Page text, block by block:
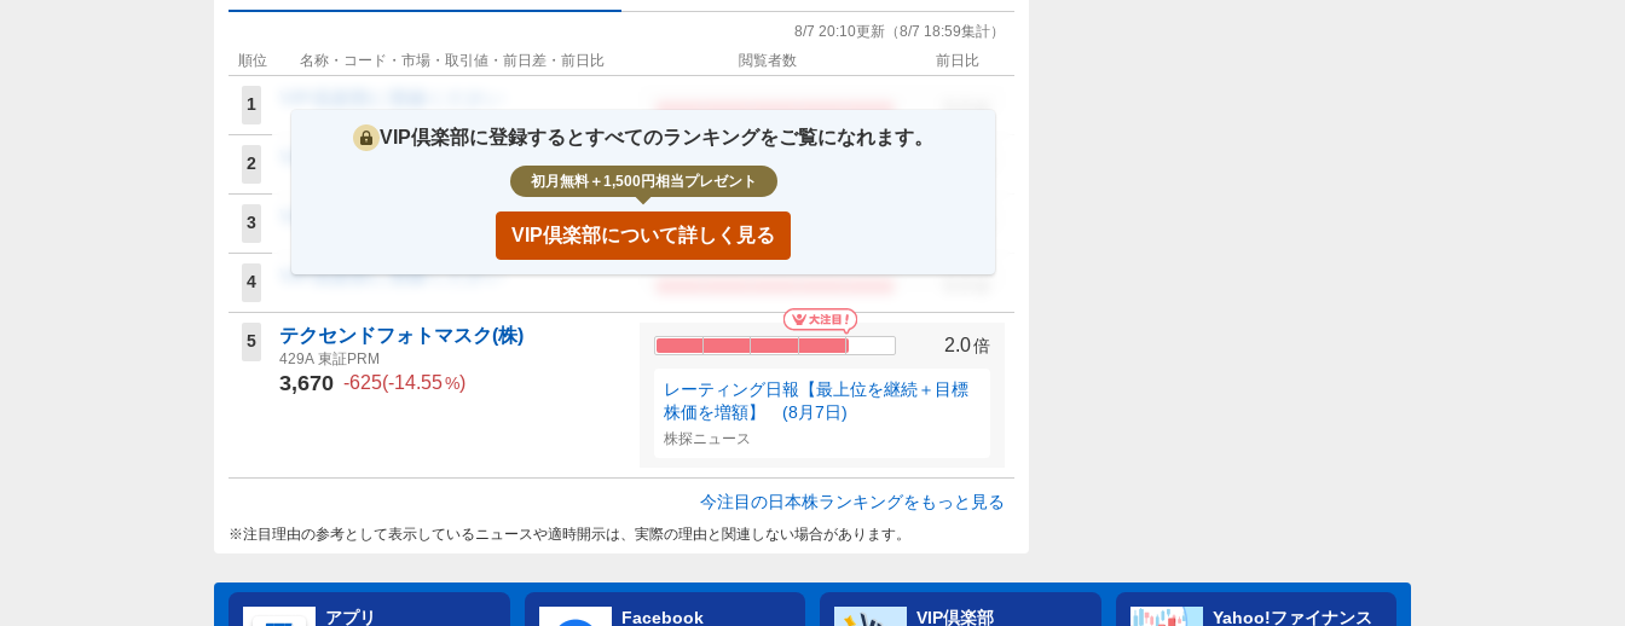
8/7 20:10更新 （8/7 18:59集計）
順位
名称・コード・市場・取引値・前日差・前日比 閲覧者数 前日比
1
2 VIP倶楽部に登録ください
3 VIP倶楽部に登録ください
4 VIP倶楽部に登録ください
5 テクセンドフォトマスク(株)
429A 東証PRM
3,670 -625(-14.55%)
2.0倍
レーティング日報【最上位を継続＋目標
株価を増額】 (8月7日)
株探ニュース
VIP倶楽部に登録するとすべてのランキングをご覧になれます。
初月無料＋1,500円相当プレゼント
VIP倶楽部について詳しく見る
今注目の日本株ランキングをもっと見る
注目理由の参考として表示しているニュースや適時開示は、実際の理由と関連しない場合があります。
アプリ Facebook VIP倶楽部 Yahoo!ファイナンス